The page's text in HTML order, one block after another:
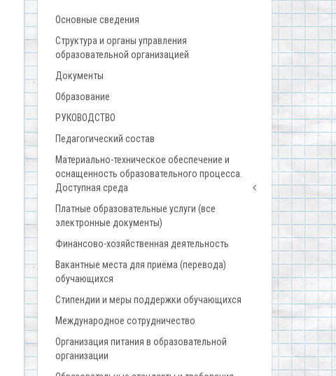
Основные сведения
Структура и органы управления
образовательной организацией
Документы
Образование
РУКОВОДСТВО
Педагогический состав
Материально-техническое обеспечение и
оснащенность образовательного процесса.
Доступная среда
Платные образовательные услуги (все
электронные документы)
Финансово-хозяйственная деятельность
Вакантные места для приёма (перевода)
обучающихся
Стипендии и меры поддержки обучающихся
Международное сотрудничество
Организация питания в образовательной
организации